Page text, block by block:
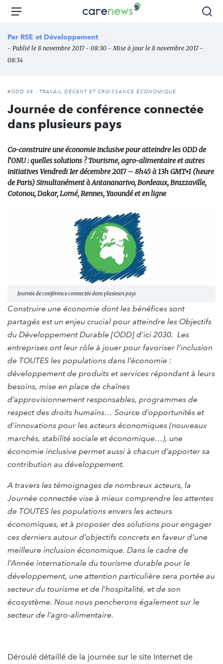
Aller
principal
Carenews,
des
Menu
Par RSE et Développement
- Publié le 8 novembre 2017 - 08:30 - Mise à jour le 8 novembre 2017 -
08:34
#ODD 08 : TRAVAIL DÉCENT ET CROISSANCE ÉCONOMIQUE
Journée de conférence connectée
dans plusieurs pays
Co-construire une économie inclusive pour atteindre les ODD de
l’ONU : quelles solutions ? Tourisme, agro-alimentaire et autres
initiatives Vendredi 1er décembre 2017 – 8h45 à 13h GMT+1 (heure
de Paris) Simultanément à Antananarivo, Bordeaux, Brazzaville,
Cotonou, Dakar, Lomé, Rennes, Yaoundé et en ligne
Journée de conférence connectée dans plusieurs pays
Construire une économie dont les bénéfices sont
partagés est un enjeu crucial pour atteindre les Objectifs
du Développement Durable [ODD] d’ici 2030. Les
entreprises ont leur rôle à jouer pour favoriser l’inclusion
de TOUTES les populations dans l’économie :
développement de produits et services répondant à leurs
besoins, mise en place de chaînes
d’approvisionnement responsables, programmes de
respect des droits humains… Source d’opportunités et
d’innovations pour les acteurs économiques (nouveaux
marchés, stabilité sociale et économique…), une
économie inclusive permet aussi à chacun d’apporter sa
contribution au développement.
A travers les témoignages de nombreux acteurs, la
Journée connectée vise à mieux comprendre les attentes
de TOUTES les populations envers les acteurs
économiques, et à proposer des solutions pour engager
ces derniers autour d’objectifs concrets en faveur d’une
meilleure inclusion économique. Dans le cadre de
l’Année internationale du tourisme durable pour le
développement, une attention particulière sera portée au
secteur du tourisme et de l’hospitalité, et de son
écosystème. Nous nous pencherons également sur le
secteur de l’agro-alimentaire.
Déroulé détaillé de la journée sur le site Internet de